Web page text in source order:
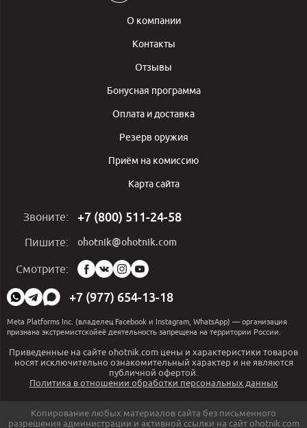
О компании
Контакты
Отзывы
Бонусная программа
Оплата и доставка
Резерв оружия
Приём на комиссию
Карта сайта
Звоните: +7 (800) 511-24-58
Пишите: ohotnik@ohotnik.com
Смотрите:
Мы
в
социальных
сетях:
+7 (977) 654-13-18
Meta Platforms Inc. (владелец Facebook и Instagram, WhatsApp) — организация
признана экстремистскойеё деятельность запрещена на территории России.
Приведенные на сайте ohotnik.com цены и характеристики товаров
носят исключительно ознакомительный характер и не являются
публичной офертой.
Политика в отношении обработки персональных данных
Копирование любых материалов сайта без письменного
разрешения администрации и активной ссылки на сайт ohotnik.com